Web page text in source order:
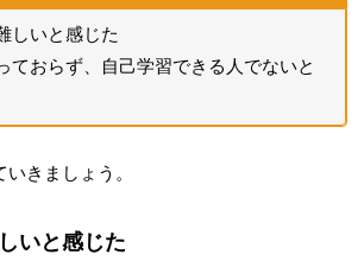
しいと感じた
ておらず、自己学習できる人でないと
きましょう。
いと感じた